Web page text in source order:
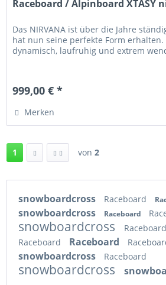
Raceboard / Alpinboard XTASY
Das NIRVANA ist über die Jahre
hat nun seine perfekte Form erhalten.
dynamisch, laufruhig und extrem
999,00 € *
Merken
1 von 2
snowboardcross Raceboard
snowboardcross Raceboard
snowboardcross Raceboard
Raceboard Raceboard
snowboardcross
Raceboard
snowboardcross